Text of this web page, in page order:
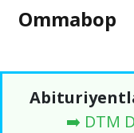
Ommabop
➡️ DTM